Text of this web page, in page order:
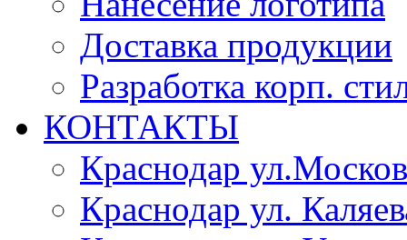
Доставка продукции
Разработка корп.
КОНТАКТЫ
Краснодар
Краснодар ул.